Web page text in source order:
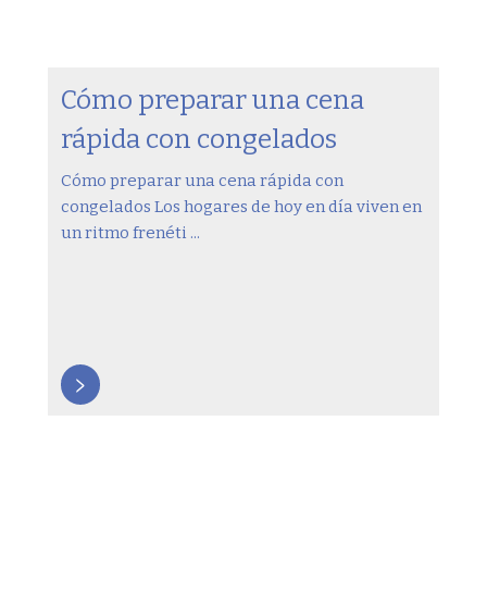
Cómo preparar una cena
rápida con congelados
Cómo preparar una cena rápida con
congelados Los hogares de hoy en día viven en
un ritmo frenéti ...
>